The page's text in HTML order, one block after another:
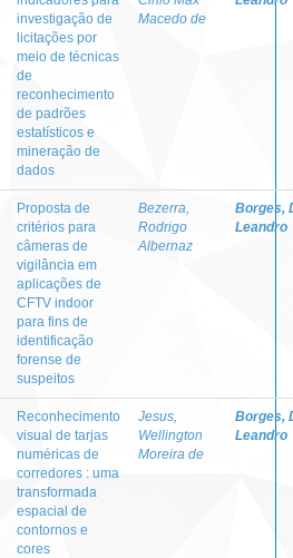
investigação de
licitações por
meio de técnicas
de
reconhecimento
de padrões
estatísticos e
mineração de
dados
Macedo de
Proposta de
critérios para
câmeras de
vigilância em
aplicações de
CFTV indoor
para fins de
identificação
forense de
suspeitos
Bezerra,
Rodrigo
Albernaz
Borges,
Leandro
Reconhecimento
visual de tarjas
numéricas de
corredores : uma
transformada
espacial de
contornos e
cores
Jesus,
Wellington
Moreira de
Borges,
Leandro